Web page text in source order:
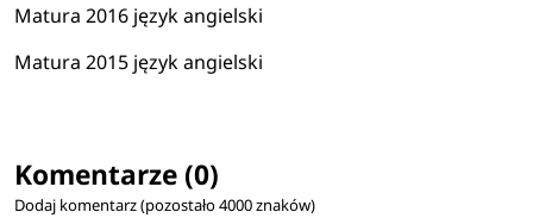
Matura 2016 język angielski
Matura 2015 język angielski
Komentarze (0)
Dodaj komentarz (pozostało4000znaków)